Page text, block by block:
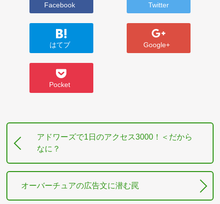
Facebook Twitter
はてブ Google+
Pocket
アドワーズで1日のアクセス3000！＜だから
なに？
オーバーチュアの広告文に潜む罠